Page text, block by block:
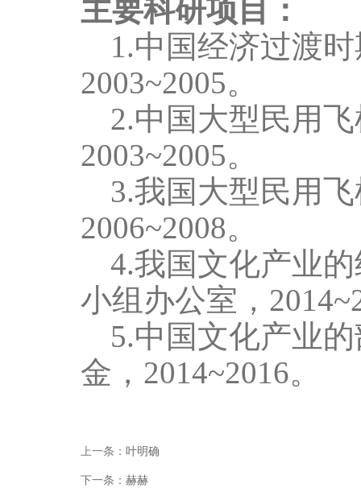
主要科研项目：
1.中国经济过渡
2003~2005。
2.中国大型民用
2003~2005。
3.我国大型民用
2006~2008。
4.我国文化产业
小组办公室，
5.中国文化产业
金， 2014~2016。
上一条： 叶明确
下一条： 赫赫